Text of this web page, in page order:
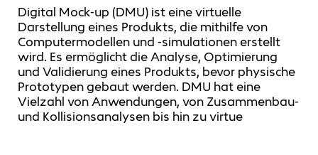
Digital Mock-up (DMU) ist eine virtuelle
Darstellung eines Produkts, die mithilfe von
Computermodellen und -simulationen erstellt
wird. Es ermöglicht die Analyse, Optimierung
und Validierung eines Produkts, bevor physische
Prototypen gebaut werden. DMU hat eine
Vielzahl von Anwendungen, von Zusammenbau-
und Kollisionsanalysen bis hin zu virtue